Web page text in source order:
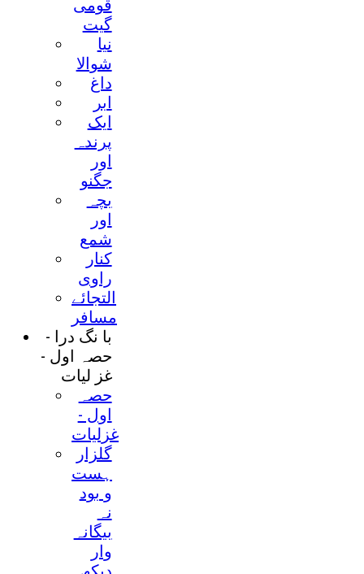
قومی
گيت
نيا
شوالا
داغ
ابر
ايک
پرندہ
اور
جگنو
بچہ
اور
شمع
کنار
راوی
التجائے
مسافر
با نگ درا -
حصہ اول -
غز ليات
حصہ
اول -
غزلیات
گلزار
ہست
و بود
نہ
بيگانہ
وار